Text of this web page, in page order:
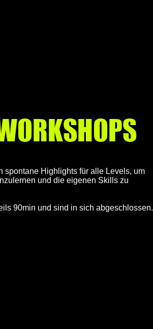
spontane Highlights für alle Levels, um
und die eigenen Skills zu
90min und sind in sich abgeschlossen.